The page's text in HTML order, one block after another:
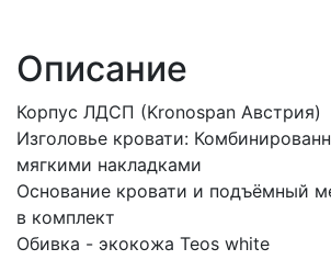
Описание
Корпус ЛДСП (Kronospan Австрия)
Изголовье кровати:
мягкими накладками
Основание кровати и подъёмный
в комплект
Обивка - экокожа Teos white